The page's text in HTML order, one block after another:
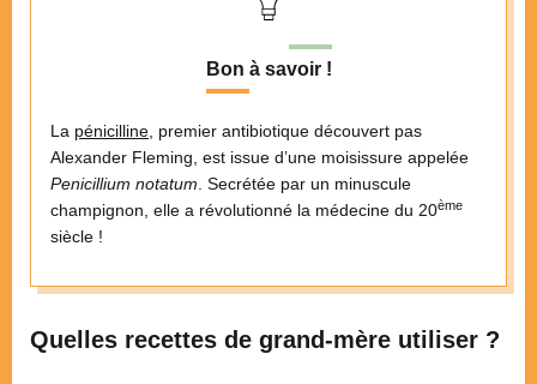
Bon à savoir !
La pénicilline , premier antibiotique découvert pas
Alexander Fleming, est issue d’une moisissure appelée
Penicillium notatum . Secrétée par un minuscule
champignon, elle a révolutionné la médecine du 20ème
siècle !
Quelles recettes de grand-mère utiliser ?